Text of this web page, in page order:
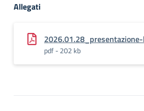
Allegati
pdf - 202 kb